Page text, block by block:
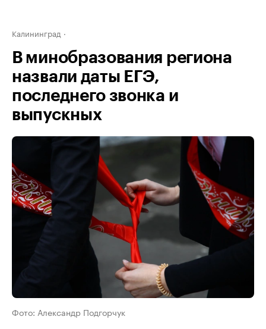
Калининград
В минобразования региона
назвали даты ЕГЭ,
последнего звонка и
выпускных
Фото: Александр Подгорчук